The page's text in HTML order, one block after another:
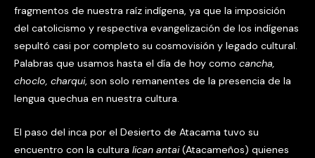
fragmentos de nuestra raíz indígena, ya que la imposición
del catolicismo y respectiva evangelización de los indígenas
sepultó casi por completo su cosmovisión y legado cultural.
Palabras que usamos hasta el día de hoy como cancha,
choclo, charqui, son solo remanentes de la presencia de la
lengua quechua en nuestra cultura.
El paso del inca por el Desierto de Atacama tuvo su
encuentro con la cultura lican antai(Atacameños) quienes